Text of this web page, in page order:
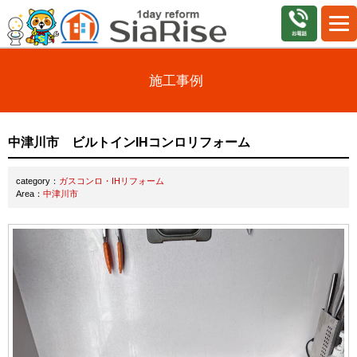
施工事例
中津川市 ビルトインIHコンロリフォーム
category： ガスコンロ・IHリフォーム
Area： 中津川市